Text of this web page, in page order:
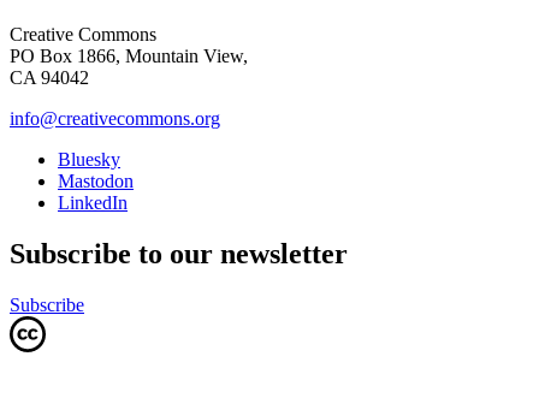
Creative Commons
PO Box 1866, Mountain View,
CA 94042
info@creativecommons.org
Bluesky
Mastodon
LinkedIn
Subscribe to our newsletter
Subscribe